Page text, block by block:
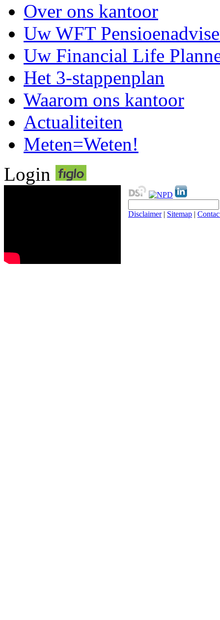
Over ons kantoor
Uw WFT
Uw Financial Life
Het 3-stappenplan
Waarom ons kantoor
Actualiteiten
Meten=Weten!
Login
Disclaimer| Sitemap |